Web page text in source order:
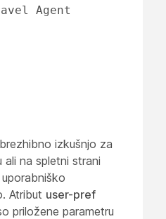
Agent
izkušnjo za
na spletni strani
Atribut user-pref
priložene parametru